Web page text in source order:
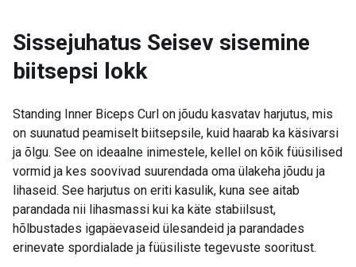
Sissejuhatus Seisev sisemine
biitsepsi lokk
Standing Inner Biceps Curl on jõudu kasvatav harjutus, mis
on suunatud peamiselt biitsepsile, kuid haarab ka käsivarsi
ja õlgu. See on ideaalne inimestele, kellel on kõik füüsilised
vormid ja kes soovivad suurendada oma ülakeha jõudu ja
lihaseid. See harjutus on eriti kasulik, kuna see aitab
parandada nii lihasmassi kui ka käte stabiilsust,
hõlbustades igapäevaseid ülesandeid ja parandades
erinevate spordialade ja füüsiliste tegevuste sooritust.